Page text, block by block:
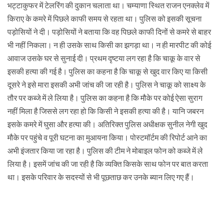
भट्टाकुफर में टेलरिंग की दुकान चलाता था। चम्याणा स्थित राजन एनक्लेव में
किराए के कमरे में पिछले काफी समय से रहता था। पुलिस को इसकी सूचना
पड़ोसियों ने दी। पड़ोसियों ने बताया कि वह पिछले काफी दिनों से कमरे से बाहर
भी नहीं निकला। न ही उसके साथ किसी का झगड़ा था। न ही मारपीट की कोई
आवाज उसके घर से सुनाई दी। प्रथम दृष्टया लग रहा है कि चाकू के वार से
इसकी हत्या की गई है। पुलिस का कहना है कि चाकू से खुद वार किए या किसी
दूसरे ने इसे मारा इसकी अभी जांच की जा रही है। पुलिस ने चाकू को साक्ष्य के
तौर पर कब्जे में ले लिया है। पुलिस का कहना है कि मौके पर कोई ऐसा सुराग
नहीं मिला है जिससे लग रहा हो कि किसी ने इसकी हत्या की है। यानि जबरन
इसके कमरे में घुसा और हत्या की। अतिरिक्त पुलिस अधीक्षक सुनील नेगी खुद
मौके पर पहुंचे व पूरी घटना का मुआयना किया। पोस्टमॉर्टम की रिपोर्ट आने का
अभी इंजतार किया जा रहा है। पुलिस की टीम ने मोबाइल फोन को कब्जे में ले
लिया है। इसमें जांच की जा रही है कि व्यक्ति किसके साथ फोन पर बात करता
था। इसके परिवार के सदस्यों से भी पूछताछ कर उनके ब्यान लिए गए हैं।